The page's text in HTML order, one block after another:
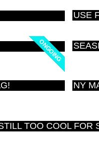
USE
ONGOING
ONGOING
NY
TOO COOL FOR